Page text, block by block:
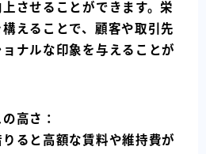
させることができます。栄
えることで、顧客や取引先
ナルな印象を与えることが
高さ：
ると高額な賃料や維持費が